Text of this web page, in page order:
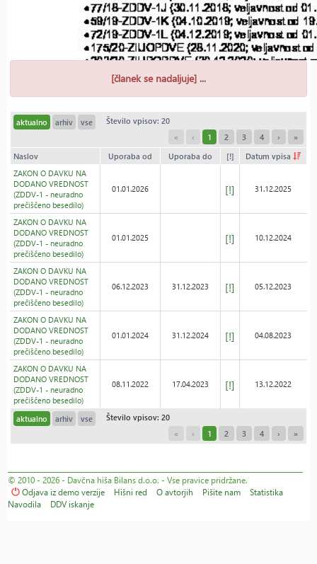
[članek se nadaljuje] ...
aktualno arhiv vse
Število vpisov: 20
«
‹ 1 2 3 4 › »
Naslov Uporaba od Uporaba do [!]
Datum vpisa
ZAKON O DAVKU NA
DODANO VREDNOST
(ZDDV-1 - neuradno
prečiščeno besedilo)
01.01.2026 [!] 31.12.2025
ZAKON O DAVKU NA
DODANO VREDNOST
(ZDDV-1 - neuradno
prečiščeno besedilo)
01.01.2025 [!] 10.12.2024
ZAKON O DAVKU NA
DODANO VREDNOST
(ZDDV-1 - neuradno
prečiščeno besedilo)
06.12.2023 31.12.2023 [!] 05.12.2023
ZAKON O DAVKU NA
DODANO VREDNOST
(ZDDV-1 - neuradno
prečiščeno besedilo)
01.01.2024 31.12.2024 [!] 04.08.2023
ZAKON O DAVKU NA
DODANO VREDNOST
(ZDDV-1 - neuradno
prečiščeno besedilo)
08.11.2022 17.04.2023 [!] 13.12.2022
aktualno arhiv vse
Število vpisov: 20
«
‹ 1 2 3 4 › »
© 2010 - 2026 - Davčna hiša Bilans d.o.o. - Vse pravice pridržane.
Odjava iz demo verzije
Hišni red O avtorjih Pišite nam
Statistika
Navodila
DDV iskanje